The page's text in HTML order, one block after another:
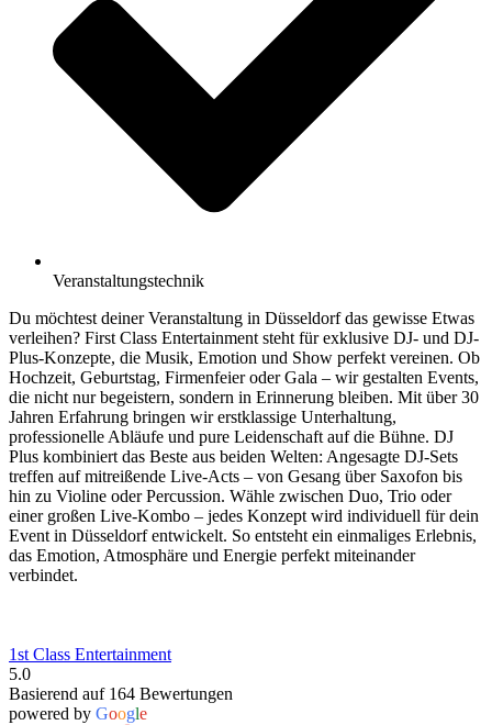
Veranstaltungstechnik
Du möchtest deiner Veranstaltung in Düsseldorf das gewisse Etwas
verleihen? First Class Entertainment steht für exklusive DJ- und DJ-
Plus-Konzepte, die Musik, Emotion und Show perfekt vereinen. Ob
Hochzeit, Geburtstag, Firmenfeier oder Gala – wir gestalten Events,
die nicht nur begeistern, sondern in Erinnerung bleiben. Mit über 30
Jahren Erfahrung bringen wir erstklassige Unterhaltung,
professionelle Abläufe und pure Leidenschaft auf die Bühne. DJ
Plus kombiniert das Beste aus beiden Welten: Angesagte DJ-Sets
treffen auf mitreißende Live-Acts – von Gesang über Saxofon bis
hin zu Violine oder Percussion. Wähle zwischen Duo, Trio oder
einer großen Live-Kombo – jedes Konzept wird individuell für dein
Event in Düsseldorf entwickelt. So entsteht ein einmaliges Erlebnis,
das Emotion, Atmosphäre und Energie perfekt miteinander
verbindet.
1st Class Entertainment
5.0
Basierend auf 164 Bewertungen
powered by Google